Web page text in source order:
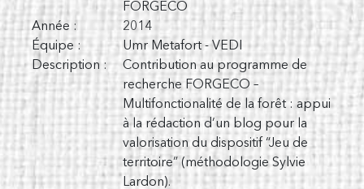
FORGECO
Année :
2014
Équipe :
Umr Metafort - VEDI
Description :
Contribution au programme de
recherche FORGECO –
Multifonctionalité de la forêt : appui
à la rédaction d’un blog pour la
valorisation du dispositif “Jeu de
territoire” (méthodologie Sylvie
Lardon).